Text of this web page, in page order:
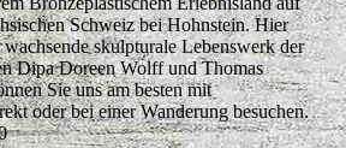
Schweiz bei Hohnstein. Hier
skulpturale Lebenswerk der
Dipa Doreen Wolff und Thomas
Sie uns am besten mit
oder bei einer Wanderung besuchen.